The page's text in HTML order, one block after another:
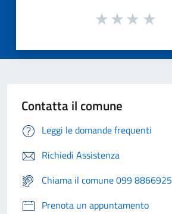
Contatta il comune
Leggi le domande frequenti
Richiedi Assistenza
Chiama il comune 099 8866925
Prenota un appuntamento